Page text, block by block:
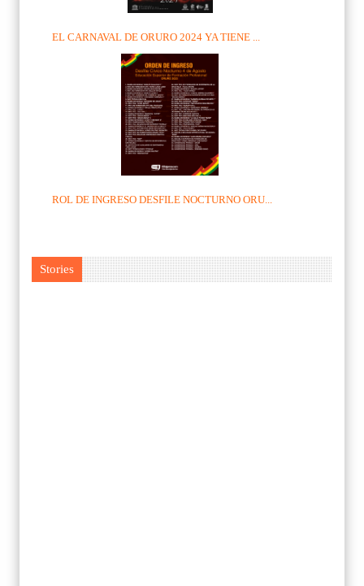
EL CARNAVAL DE ORURO 2024 YA TIENE ...
ROL DE INGRESO DESFILE NOCTURNO ORU...
Stories